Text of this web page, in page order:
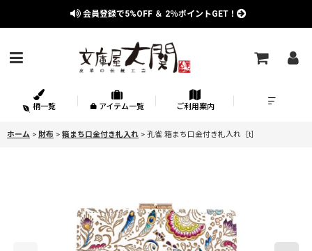
会員登録で5%OFF ＆ 2％ポイントGET！
柄一覧 アイテム一覧 ご利用案内
ホーム > 財布 > 箱まち口金付き札入れ > 孔雀 箱まち口金付き札入れ［t］